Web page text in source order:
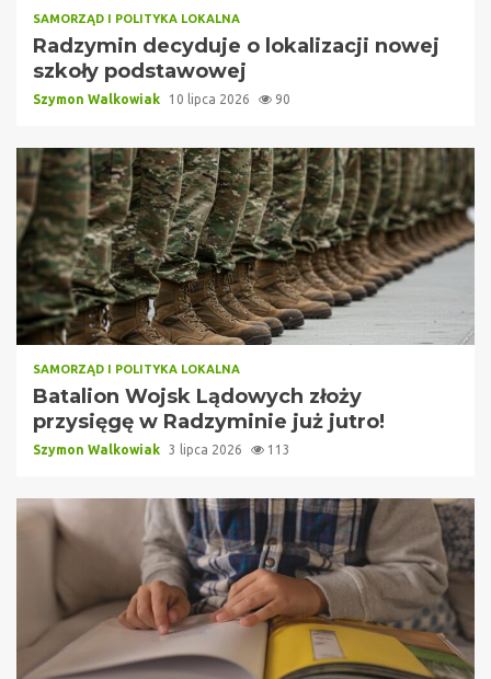
SAMORZĄD I POLITYKA LOKALNA
Radzymin decyduje o lokalizacji nowej
szkoły podstawowej
Szymon Walkowiak 10 lipca 2026 90
SAMORZĄD I POLITYKA LOKALNA
Batalion Wojsk Lądowych złoży
przysięgę w Radzyminie już jutro!
Szymon Walkowiak 3 lipca 2026 113